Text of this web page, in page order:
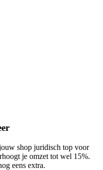
shop juridisch top voor
je omzet tot wel 15%.
eens extra.